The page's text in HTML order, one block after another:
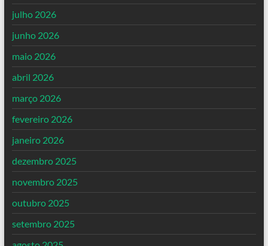
julho 2026
junho 2026
maio 2026
abril 2026
março 2026
fevereiro 2026
janeiro 2026
dezembro 2025
novembro 2025
outubro 2025
setembro 2025